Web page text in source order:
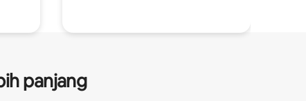
panjang